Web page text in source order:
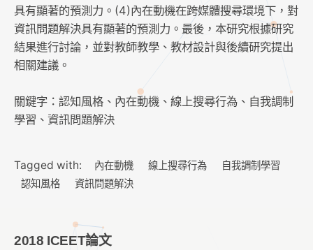
具有顯著的預測力。(4)內在動機在跨媒體搜尋環境下，對
資訊問題解決具有顯著的預測力。最後，本研究根據研究
結果進行討論，並對教師教學、教材設計與後續研究提出
相關建議。
關鍵字：認知風格、內在動機、線上搜尋行為、自我調制
學習、資訊問題解決
Tagged with: 內在動機 線上搜尋行為
自我調制學習
認知風格
資訊問題解決
2018 ICEET論文